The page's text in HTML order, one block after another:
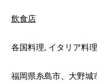
飲食店
各国料理, イタリア料
福岡県糸島市、大野城